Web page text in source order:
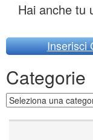
Hai anche tu
Inserisci
Categorie
Categorie